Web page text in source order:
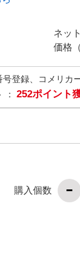
ネッ
価格
号登録、コメリカ
： 252ポイント
購入個数